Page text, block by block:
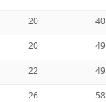
20 40
20 49
22 49
26 58